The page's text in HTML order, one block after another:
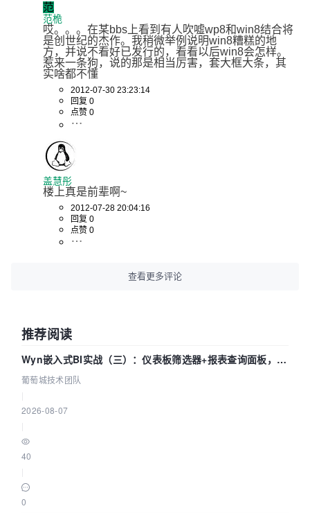
范
范桅
哎。。。在某bbs上看到有人吹嘘wp8和win8结合将
是创世纪的杰作。我稍微举例说明win8糟糕的地
方，并说不看好已发行的，看看以后win8会怎样。
惹来一条狗，说的那是相当厉害，套大框大条，其
实啥都不懂
2012-07-30 23:23:14
回复 0
点赞 0
盖慧彤
楼上真是前辈啊~
2012-07-28 20:04:16
回复 0
点赞 0
查看更多评论
推荐阅读
Wyn嵌入式BI实战（三）：仪表板筛选器+报表查询面板，参
数联动全闭环
葡萄城技术团队
2026-08-07
40
0